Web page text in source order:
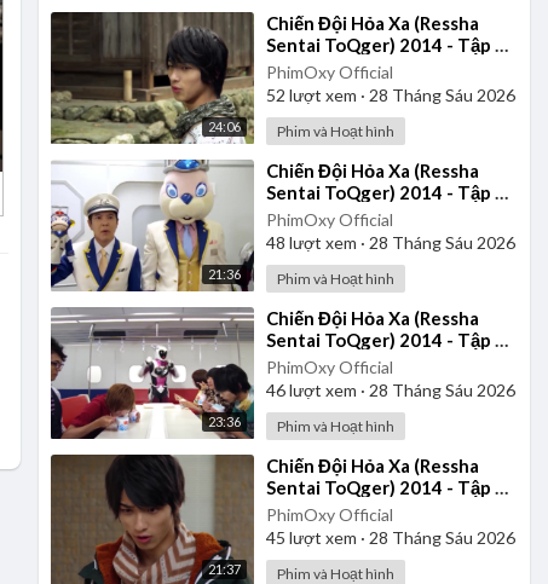
24:06
⁣Chiến Đội Hỏa Xa (Ressha
Sentai ToQger) 2014 - Tập 23
| Thuyết Minh
PhimOxy Official
52 lượt xem · 28 Tháng Sáu 2026
Phim và Hoạt hình
21:36
⁣Chiến Đội Hỏa Xa (Ressha
Sentai ToQger) 2014 - Tập 35
| Thuyết Minh
PhimOxy Official
48 lượt xem · 28 Tháng Sáu 2026
Phim và Hoạt hình
23:36
⁣Chiến Đội Hỏa Xa (Ressha
Sentai ToQger) 2014 - Tập 21
| Thuyết Minh
PhimOxy Official
46lượt xem · 28 Tháng Sáu 2026
Phim và Hoạt hình
21:37
⁣Chiến Đội Hỏa Xa (Ressha
Sentai ToQger) 2014 - Tập 36
| Thuyết Minh
PhimOxy Official
45 lượt xem · 28 Tháng Sáu 2026
Phim và Hoạt hình